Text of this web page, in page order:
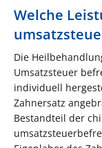
Welche
Die
Umsatzsteuer
individuell
Zahnersatz
Bestandteil der